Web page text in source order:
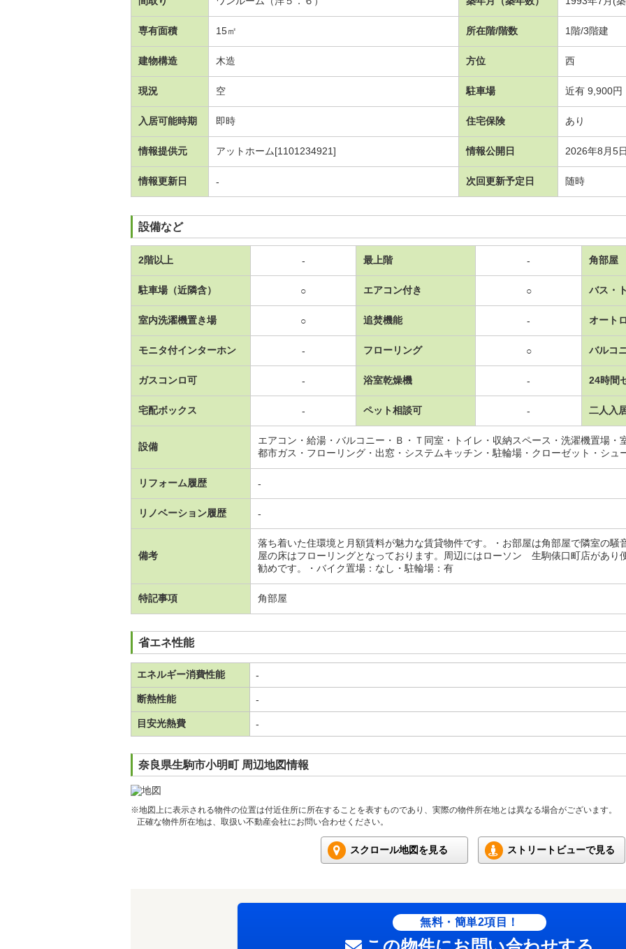
専有面積 15㎡ 所在階/階数 1階/3階建
建物構造 木造 方位 西
現況 空 駐車場 近有 9,900円
入居可能時期 即時 住宅保険 あり
情報提供元 アットホーム[1101234921] 情報公開日 2026年8月5日
情報更新日 - 次回更新予定日 随時
設備など
2階以上 - 最上階 - 角部屋
駐車場（近隣含） ○ エアコン付き ○ バス・
室内洗濯機置き場 ○ 追焚機能 - オート
モニタ付インターホン - フローリング ○ バルコ
ガスコンロ可 - 浴室乾燥機 - 24時間
宅配ボックス - ペット相談可 - 二人入
設備
エアコン・給湯・バルコニー・Ｂ・Ｔ同室・トイレ・収納スペース・洗濯機置場・
都市ガス・フローリング・出窓・システムキッチン・駐輪場・クローゼット・シュ
リフォーム履歴 -
リノベーション履歴 -
備考
落ち着いた住環境と月額賃料が魅力な賃貸物件です。・お部屋は角部屋で隣室の騒
屋の床はフローリングとなっております。周辺にはローソン 生駒俵口町店があり
勧めです。・バイク置場：なし・駐輪場：有
特記事項 角部屋
省エネ性能
エネルギー消費性能 -
断熱性能 -
目安光熱費 -
奈良県生駒市小明町 周辺地図情報
※地図上に表示される物件の位置は付近住所に所在することを表すものであり、実際の物件所在地とは異なる場合がございます。
正確な物件所在地は、取扱い不動産会社にお問い合わせください。
スクロール地図を見る ストリートビューで見る
無料・簡単2項目！